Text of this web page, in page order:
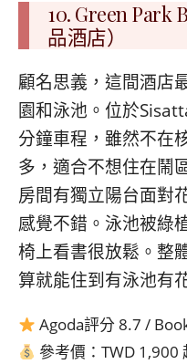
10. Green Park
品酒店）
顧名思義，這間酒店
園和泳池。位於
分鐘車程，雖然不在
多，適合不想住在鬧
房間有獨立陽台面對
感覺不錯。泳池被綠
椅上看書很放鬆。整
算就能住到有泳池有
Agoda評分 8.7 /
參考價：TWD 1,900